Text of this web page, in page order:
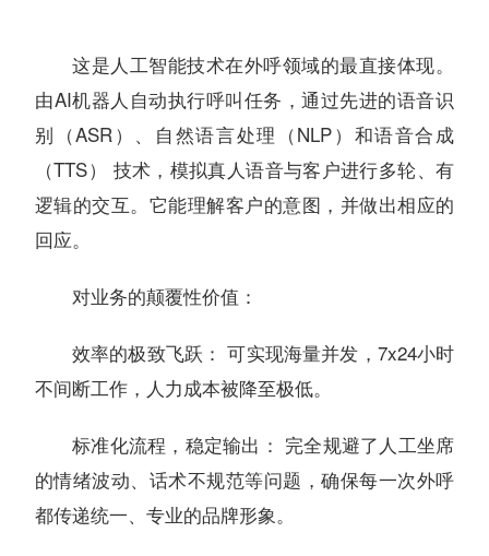
这是人工智能技术在外呼领域的最直接体现。
由AI机器人自动执行呼叫任务，通过先进的语音识
别（ASR）、自然语言处理（NLP）和语音合成
（TTS） 技术，模拟真人语音与客户进行多轮、有
逻辑的交互。它能理解客户的意图，并做出相应的
回应。
对业务的颠覆性价值：
效率的极致飞跃： 可实现海量并发，7x24小时
不间断工作，人力成本被降至极低。
标准化流程，稳定输出： 完全规避了人工坐席
的情绪波动、话术不规范等问题，确保每一次外呼
都传递统一、专业的品牌形象。